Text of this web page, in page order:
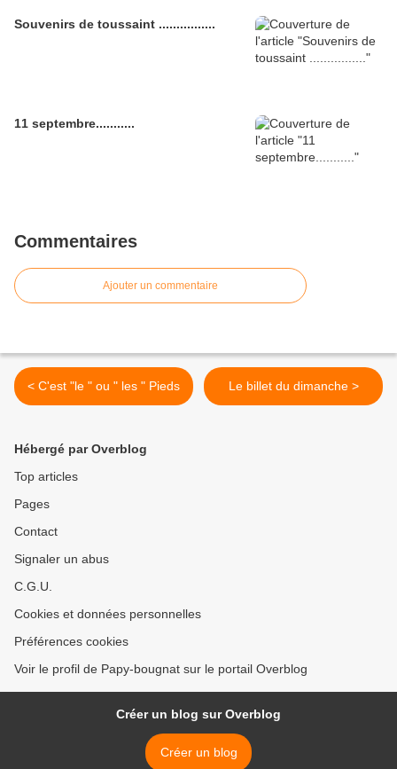
Souvenirs de toussaint ................
11 septembre...........
Commentaires
Ajouter un commentaire
< C'est "le " ou " les " Pieds Le billet du dimanche >
Hébergé par Overblog
Top articles
Pages
Contact
Signaler un abus
C.G.U.
Cookies et données personnelles
Préférences cookies
Voir le profil de Papy-bougnat sur le portail Overblog
Créer un blog sur Overblog
Créer un blog